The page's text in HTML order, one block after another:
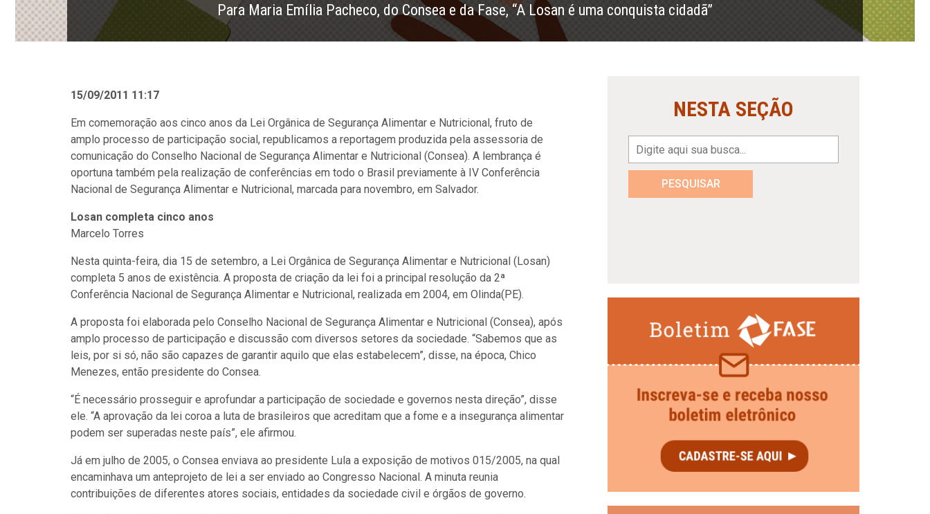
Para Maria Emília Pacheco, do Consea e da Fase, “A Losan é uma conquista cidadã”
15/09/2011 11:17
Em comemoração aos cinco anos da Lei Orgânica de Segurança Alimentar e Nutricional, fruto de
amplo processo de participação social, republicamos a reportagem produzida pela assessoria de
comunicação do Conselho Nacional de Segurança Alimentar e Nutricional (Consea). A lembrança é
oportuna também pela realização de conferências em todo o Brasil previamente à IV Conferência
Nacional de Segurança Alimentar e Nutricional, marcada para novembro, em Salvador.
Losan completa cinco anos
Marcelo Torres
Nesta quinta-feira, dia 15 de setembro, a Lei Orgânica de Segurança Alimentar e Nutricional (Losan)
completa 5 anos de existência. A proposta de criação da lei foi a principal resolução da 2ª
Conferência Nacional de Segurança Alimentar e Nutricional, realizada em 2004, em Olinda(PE).
A proposta foi elaborada pelo Conselho Nacional de Segurança Alimentar e Nutricional (Consea), após
amplo processo de participação e discussão com diversos setores da sociedade. “Sabemos que as
leis, por si só, não são capazes de garantir aquilo que elas estabelecem”, disse, na época, Chico
Menezes, então presidente do Consea.
“É necessário prosseguir e aprofundar a participação de sociedade e governos nesta direção”, disse
ele. “A aprovação da lei coroa a luta de brasileiros que acreditam que a fome e a insegurança alimentar
podem ser superadas neste país”, ele afirmou.
Já em julho de 2005, o Consea enviava ao presidente Lula a exposição de motivos 015/2005, na qual
encaminhava um anteprojeto de lei a ser enviado ao Congresso Nacional. A minuta reunia
contribuições de diferentes atores sociais, entidades da sociedade civil e órgãos de governo.
NESTA SEÇÃO
PESQUISAR